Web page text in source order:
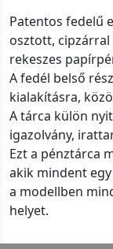
Patentos fedelű
osztott,
rekeszes
A fedél belső
kialakításra,
A tárca külön
igazolvány,
Ezt a pénztárca
akik mindent
a modellben
helyet.